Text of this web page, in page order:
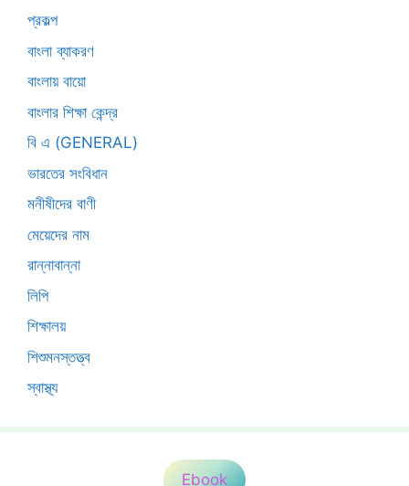
প্রকল্প
বাংলা ব্যাকরণ
বাংলায় বায়ো
বাংলার শিক্ষা কেন্দ্র
বি এ (GENERAL)
ভারতের সংবিধান
মনীষীদের বাণী
মেয়েদের নাম
রান্নাবান্না
লিপি
শিক্ষালয়
শিশুমনস্তত্ত্ব
স্বাস্থ্য
Ebook